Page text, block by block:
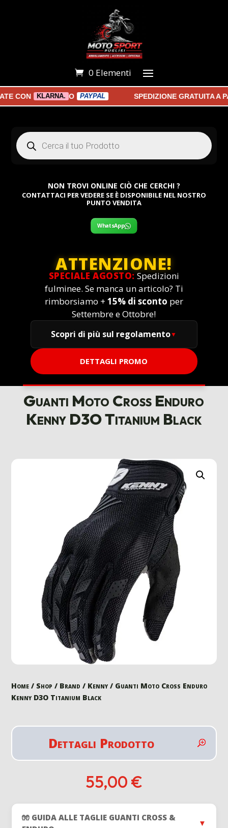
0 Elementi
KLARNA. O PAYPAL SPEDIZIONE GRATUITA A
Products
search
NON TROVI ONLINE CIÒ CHE CERCHI ?
CONTATTACI PER VEDERE SE È DISPONIBILE NEL NOSTRO
PUNTO VENDITA
WhatsApp
ATTENZIONE!
SPECIALE AGOSTO: Spedizioni
fulminee. Se manca un articolo? Ti
rimborsiamo + 15% di sconto per
Settembre e Ottobre!
Scopri di più sul regolamento
DETTAGLI PROMO
Guanti Moto Cross Enduro
Kenny D3O Titanium Black
Home / Shop / Brand / Kenny / Guanti Moto Cross Enduro
Kenny D3O Titanium Black
Dettagli Prodotto
55,00 €
🧤 GUIDA ALLE TAGLIE GUANTI CROSS &
▼